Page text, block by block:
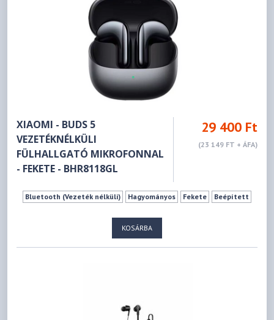
XIAOMI - BUDS 5
VEZETÉKNÉLKÜLI
FÜLHALLGATÓ MIKROFONNAL
- FEKETE - BHR8118GL
29 400 Ft
(23 149 FT + ÁFA)
Bluetooth (Vezeték nélküli) Hagyományos Fekete Beépített
KOSÁRBA